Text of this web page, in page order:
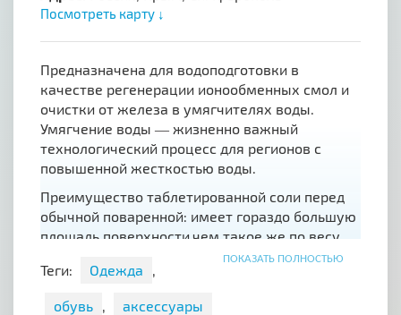
Посмотреть карту ↓
Предназначена для водоподготовки в
качестве регенерации ионообменных смол и
очистки от железа в умягчителях воды.
Умягчение воды ― жизненно важный
технологический процесс для регионов с
повышенной жесткостью воды.
Преимущество таблетированной соли перед
обычной поваренной: имеет гораздо большую
площадь поверхности,чем такое же по весу
количество обычной поваренной соли.
Благодаря этому расход
ПОКАЗАТЬ ПОЛНОСТЬЮ
Теги: Одежда ,
обувь , аксессуары